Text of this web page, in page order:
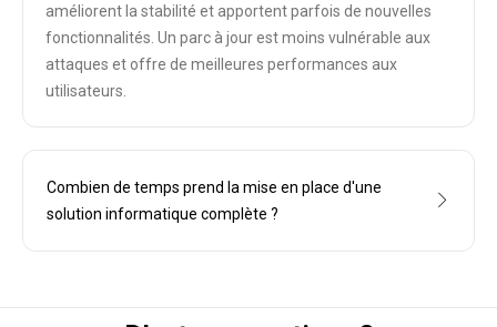
améliorent la stabilité et apportent parfois de nouvelles
fonctionnalités. Un parc à jour est moins vulnérable aux
attaques et offre de meilleures performances aux
utilisateurs.
Combien de temps prend la mise en place d'une
solution informatique complète ?